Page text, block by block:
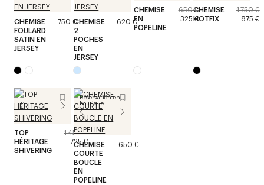
CHEMISE
FOULARD
SATIN EN
JERSEY
750 €CHEMISE
2
POCHES
EN
JERSEY
620 €
CHEMISE
EN
POPELINE
650 €
325 €
CHEMISE
HOTFIX
1 750 €
875 €
TOP
HÉRITAGE
SHIVERING
1 450 €
725 €
Réservation en
boutique
CHEMISE
COURTE
BOUCLE
EN
POPELINE
650 €